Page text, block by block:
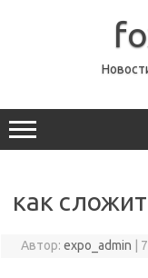
как
Автор: expo_admin